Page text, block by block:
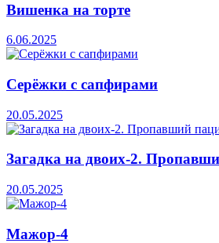
Вишенка на торте
6.06.2025
Серёжки с сапфирами
20.05.2025
Загадка на двоих-2.
20.05.2025
Мажор-4